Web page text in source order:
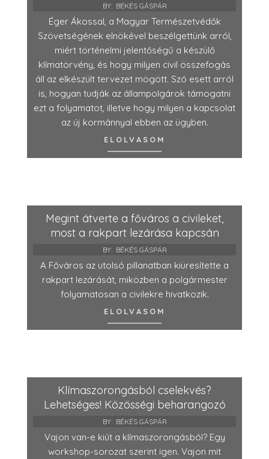
BY: BÉKÉS GÁSPÁR
Éger Ákossal, a Magyar Természetvédők
Szövetségének elnökével beszélgettünk arról,
miért történelmi jelentőségű a készülő
klímatörvény, és hogy milyen civil összefogás
áll az elkészült tervezet mögött. Szó esett arról
is, hogyan tudják az állampolgárok támogatni
ezt a folyamatot, illetve hogy milyen a kapcsolat
az új kormánnyal ebben az ügyben.
ELOLVASOM
Megint átverte a főváros a civileket,
most a rakpart lezárása kapcsán
BY: BÉKÉS GÁSPÁR
A Főváros az utolsó pillanatban kiüresítette a
rakpart lezárását, miközben a polgármester
folyamatosan a civilekre hivatkozik.
ELOLVASOM
Klímaszorongásból cselekvés?
Lehetséges! Közösségi beharangozó
BY: BÉKÉS GÁSPÁR
Vajon van-e kiút a klímaszorongásból? Egy
workshop-sorozat szerint igen. Vajon mit